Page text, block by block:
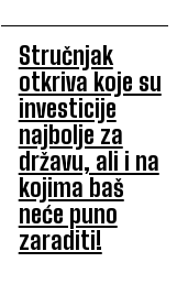
Stručnjak
otkriva koje su
investicije
najbolje za
državu, ali i na
kojima baš
neće puno
zaraditi!